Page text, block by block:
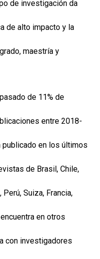
de investigación da
de alto impacto y la
maestría y
de 11% de
entre 2018-
en los últimos
de Brasil, Chile,
Suiza, Francia,
en otros
con investigadores